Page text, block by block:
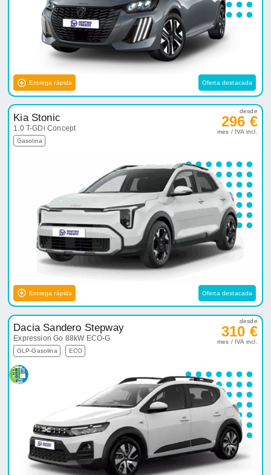
Entrega rápida Oferta destacada
Kia Stonic
1.0 T-GDi Concept
Gasolina
desde
296 €
mes / IVA incl.
Entrega rápida Oferta destacada
Dacia Sandero Stepway
Expression Go 88kW ECO-G
GLP-Gasolina ECO
desde
310 €
mes / IVA incl.